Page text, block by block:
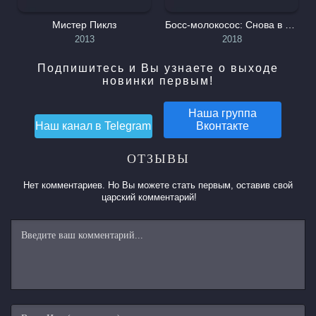
Мистер Пиклз
2013
Босс-молокосос: Снова в деле
2018
Подпишитесь и Вы узнаете о выходе
новинки первым!
Наш канал вTelegram
Наша группа
Вконтакте
ОТЗЫВЫ
Нет комментариев. Но Вы можете стать первым, оставив свой
царский комментарий!